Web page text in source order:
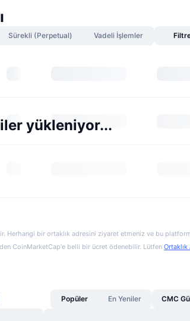
Sürekli (Perpetual) Vadeli İşlemler
yükleniyor...
Herhangi bir ortaklık adresini ziyaret etmeniz ve bu
CoinMarketCap'e belli bir ücret ödenebilir. Lütfen Ortaklık
Popüler En Yeniler CMC